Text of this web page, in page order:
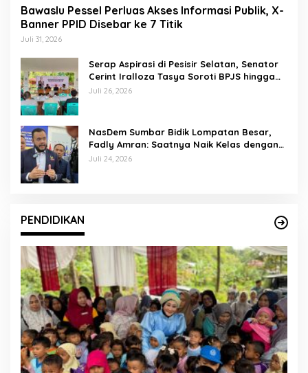
Bawaslu Pessel Perluas Akses Informasi Publik, X-
Banner PPID Disebar ke 7 Titik
Juli 31, 2026
Serap Aspirasi di Pesisir Selatan, Senator
Cerint Iralloza Tasya Soroti BPJS hingga
Kurikulum Merdeka
Juli 26, 2026
NasDem Sumbar Bidik Lompatan Besar,
Fadly Amran: Saatnya Naik Kelas dengan
Kader Berkualitas
Juli 24, 2026
PENDIDIKAN